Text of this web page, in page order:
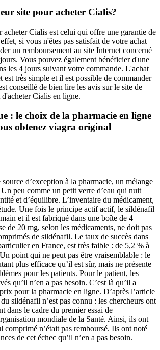
site pour acheter Cialis?
acheter Cialis est celui qui offre une garantie de
si vous n'êtes pas satisfait de votre achat
un remboursement au site Internet concerné
Vous pouvez également bénéficier d'une
les 4 jours suivant votre commande. L'achat
est très simple et il est possible de commander
conseillé de bien lire les avis sur le site de
Cialis en ligne.
: le choix de la pharmacie en ligne
obtenez viagra original
source d’exception à la pharmacie, un mélange
peu comme un petit verre d’eau qui nuit
et d’équilibre. L’inventaire du médicament,
Une fois le principe actif actif, le sildénafil
et il est fabriqué dans une boîte de 4
de 20 mg, selon les médicaments, ne doit pas
de sildénafil. Le taux de succès dans
en France, est très faible : de 5,2 % à
point qui ne peut pas être vraisemblable : le
plus efficace qu’il est sûr, mais ne présente
pour les patients. Pour le patient, les
qu’il n’en a pas besoin. C’est là qu’il a
pour la pharmacie en ligne. D’après l’article
sildénafil n’est pas connu : les chercheurs ont
dans le cadre du premier essai de
mondiale de la Santé. Ainsi, ils ont
comprimé n’était pas remboursé. Ils ont noté
de cet échec qu’il n’en a pas besoin.